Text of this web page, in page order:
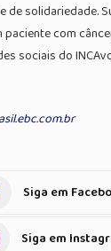
de solidariedade.
com
sociais do
Siga em
Siga em